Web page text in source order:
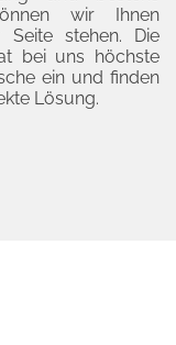
wir Ihnen
stehen. Die
bei uns höchste
ein und finden
Lösung.